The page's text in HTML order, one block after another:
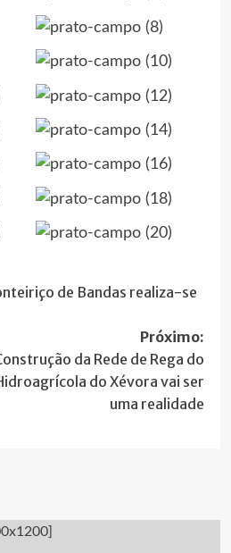
de Bandas realiza-se
Próximo:
da Rede de Rega do
do Xévora vai ser
uma realidade